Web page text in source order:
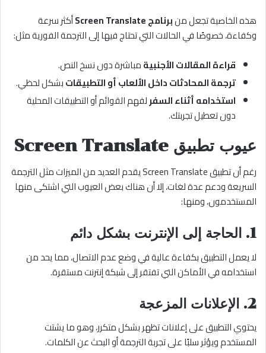
هذه الخاصية تجعل منبرنامج Screen Translate
أكثر سرعة
وكفاءة، خصوصًا في الحالات التي تحتاج فيها إلى الترجمة الفورية مثل:
قراءة المقالات الأجنبيةمباشرة دون نسخ النص.
ترجمة المحادثات داخل الألعاب أو التطبيقاتبشكل لحظي.
استخدامه أثناء السفرلفهم القوائم أو التطبيقات المحلية
دون تعطيل تجربتك.
عيوب تطبيق Screen Translate
رغم أن تطبيق Screen Translate يقدم العديد من الميزات مثل الترجمة
السريعة ودعم عدة لغات، إلا أن هناك بعض العيوب التي اشتكى منها
المستخدمون، ومنها:
1. الحاجة إلى الإنترنت بشكل دائم
لا يعمل التطبيق بكفاءة عالية في وضع عدم الاتصال، مما يحد من
استخدامه في الأماكن التي تفتقر إلى شبكة إنترنت مستقرة.
2. الإعلانات المزعجة
يحتوي التطبيق على إعلانات تظهر بشكل متكرر، وهو ما يشتت
المستخدم ويؤثر سلبًا على تجربة الترجمة أو البحث عن الكلمات.